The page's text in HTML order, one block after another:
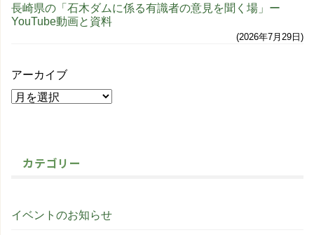
長崎県の「石木ダムに係る有識者の意見を聞く場」ー
YouTube動画と資料
2026年7月29日
アーカイブ
カテゴリー
イベントのお知らせ